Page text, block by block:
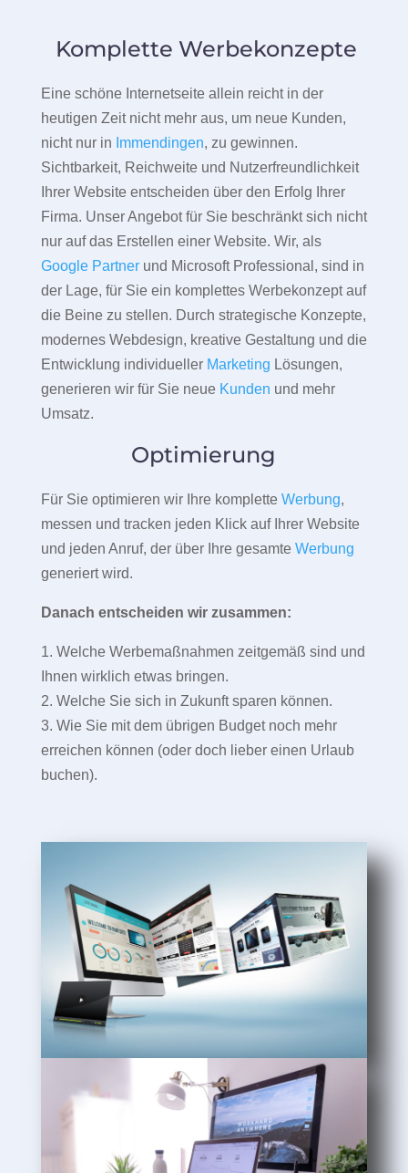
Komplette Werbekonzepte
Eine schöne Internetseite allein reicht in der
heutigen Zeit nicht mehr aus, um neue Kunden,
nicht nur in Immendingen, zu gewinnen.
Sichtbarkeit, Reichweite und Nutzerfreundlichkeit
Ihrer Website entscheiden über den Erfolg Ihrer
Firma. Unser Angebot für Sie beschränkt sich nicht
nur auf das Erstellen einer Website. Wir, als
Google Partnerund Microsoft Professional, sind in
der Lage, für Sie ein komplettes Werbekonzept auf
die Beine zu stellen. Durch strategische Konzepte,
modernes Webdesign, kreative Gestaltung und die
Entwicklung individueller Marketing Lösungen,
generieren wir für Sie neue Kunden und mehr
Umsatz.
Optimierung
Für Sie optimieren wir Ihre komplette Werbung,
messen und tracken jeden Klick auf Ihrer Website
und jeden Anruf, der über Ihre gesamte Werbung
generiert wird.
Danach entscheiden wir zusammen:
1. Welche Werbemaßnahmen zeitgemäß sind und
Ihnen wirklich etwas bringen.
2. Welche Sie sich in Zukunft sparen können.
3. Wie Sie mit dem übrigen Budget noch mehr
erreichen können (oder doch lieber einen Urlaub
buchen).